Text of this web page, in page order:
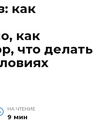
как
как
что делать
НА ЧТЕНИЕ
9 мин